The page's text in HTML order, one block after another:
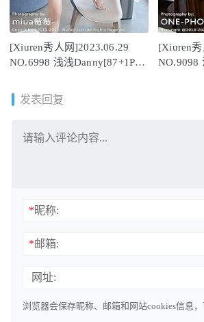
[Xiuren秀人网]2023.06.29
NO.6998 浅浅Danny[87+1P／
[Xiuren
NO.9098
发表回复
*昵称:
*邮箱:
网址:
浏览器会保存昵称、邮箱和网站cookies信息，